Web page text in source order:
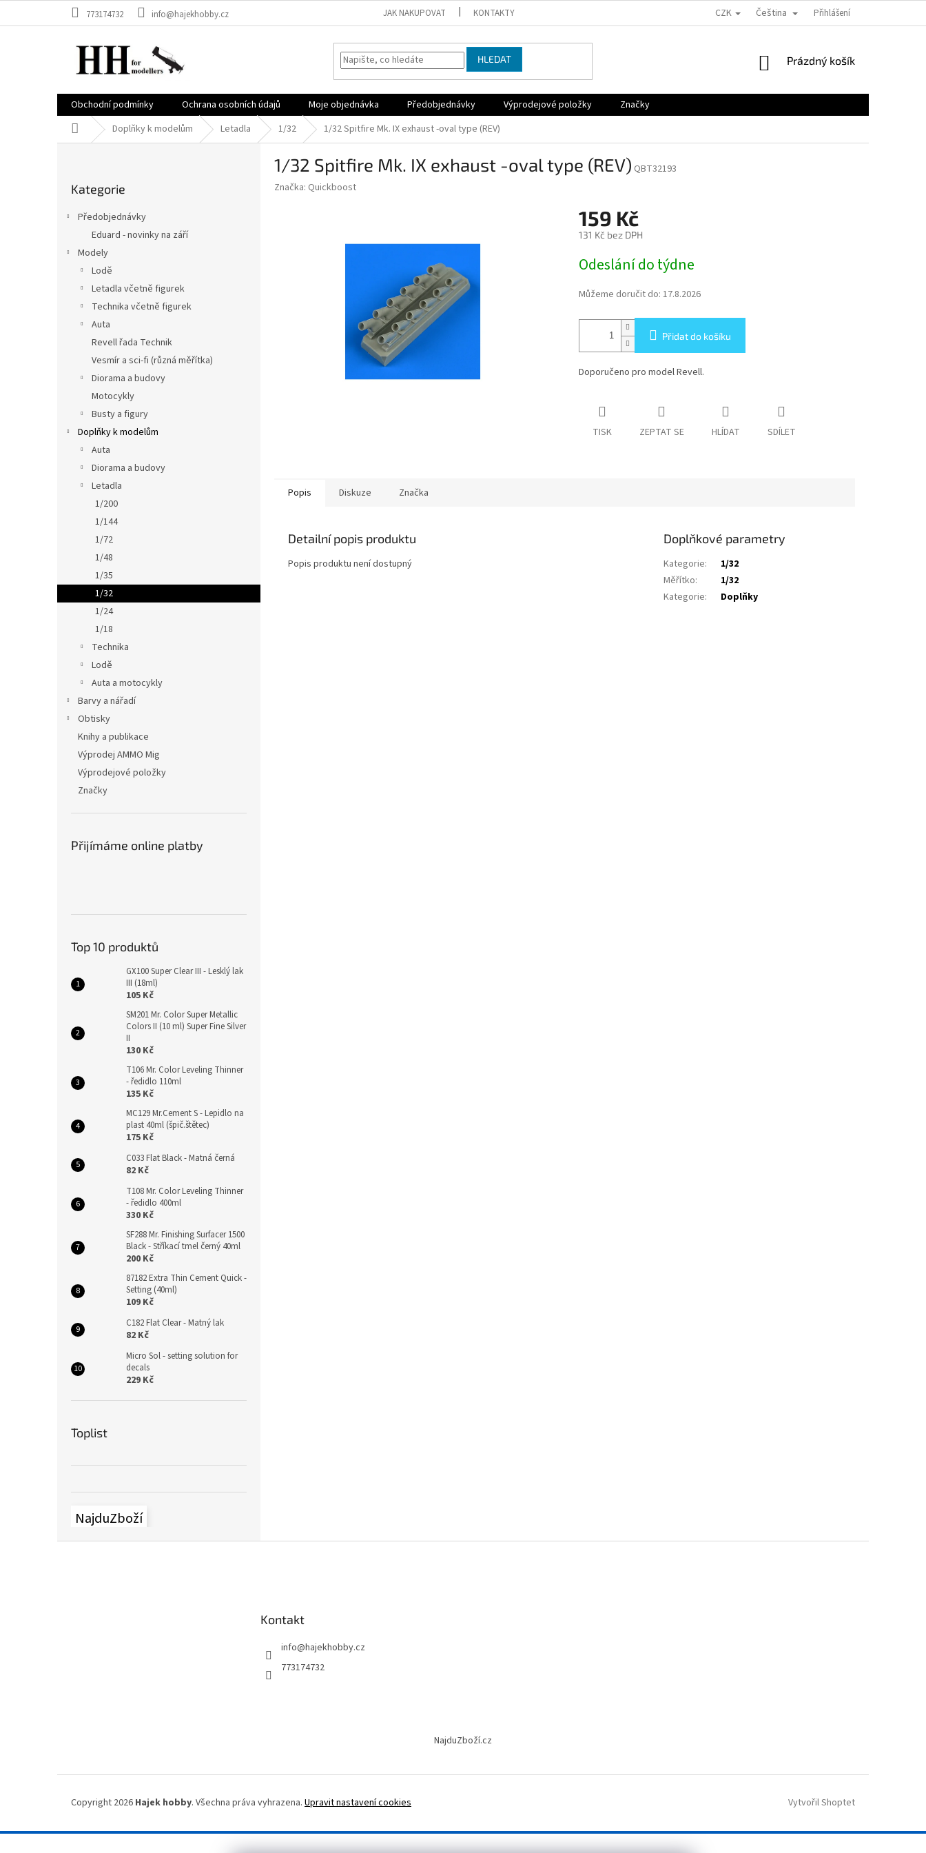
773174732 info@hajekhobby.cz JAK NAKUPOVAT KONTAKTY CZK Čeština Přihlášení
HLEDAT
NÁKUPNÍ
Prázdný košík
Obchodní podmínky Ochrana osobních údajů Moje objednávka Předobjednávky Výprodejové položky
Značky
Domů Doplňky k modelům Letadla 1/32 1/32 Spitfire Mk. IX exhaust -oval type (REV)
kategorie
Kategorie
Předobjednávky
Eduard - novinky na září
Modely
Lodě
Letadla včetně figurek
Technika včetně figurek
Auta
Revell řada Technik
Vesmír a sci-fi (různá měřítka)
Diorama a budovy
Motocykly
Busty a figury
Doplňky k modelům
Auta
Diorama a budovy
Letadla
1/200
1/144
1/72
1/48
1/35
1/32
1/24
1/18
Technika
Lodě
Auta a motocykly
Barvy a nářadí
Obtisky
Knihy a publikace
Výprodej AMMO Mig
Výprodejové položky
Značky
Přijímáme online platby
Top 10 produktů
GX100 Super Clear III - Lesklý lak
III (18ml)
105 Kč
SM201 Mr. Color Super Metallic
Colors II (10 ml) Super Fine Silver
II
130 Kč
T106 Mr. Color Leveling Thinner
- ředidlo 110ml
135 Kč
MC129 Mr.Cement S - Lepidlo na
plast 40ml (špič.štětec)
175 Kč
C033 Flat Black - Matná černá
82 Kč
T108 Mr. Color Leveling Thinner
- ředidlo 400ml
330 Kč
SF288 Mr. Finishing Surfacer 1500
Black - Stříkací tmel černý 40ml
200 Kč
87182 Extra Thin Cement Quick -
Setting (40ml)
109 Kč
C182 Flat Clear - Matný lak
82 Kč
Micro Sol - setting solution for
decals
229 Kč
Toplist
NajduZboží
1/32 Spitfire Mk. IX exhaust -oval type (REV) QBT32193
Značka: Quickboost
159 Kč
131 Kč bez DPH
cena:
Odeslání do týdne
Můžeme doručit do: 17.8.2026
Přidat do košíku
Doporučeno pro model Revell.
TISK ZEPTAT SE HLÍDAT SDÍLET
Popis Diskuze Značka
Detailní popis produktu
Popis produktu není dostupný
Doplňkové parametry
Kategorie:
1/32
Měřítko:
1/32
Kategorie: Doplňky
Kontakt
info@hajekhobby.cz
773174732
NajduZboží.cz
Vytvořil Shoptet
Copyright 2026 Hajek hobby. Všechna práva vyhrazena. Upravit nastavení cookies